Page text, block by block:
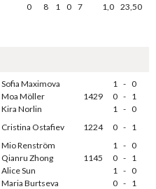
0 8 1 0 7 1,0 23,50
Sofia Maximova 1 - 0
Moa Möller 1429 0 - 1
Kira Norlin 1 - 0
Cristina Ostafiev 1224 0 - 1
Mio Renström 1 - 0
Qianru Zhong 1145 0 - 1
Alice Sun 1 - 0
Maria Burtseva 0 - 1